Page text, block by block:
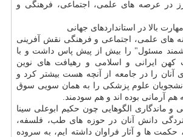
در عرصه های علمی، اجتماعی، فرهنگی و
های علمی، اجتماعی و فرهنگی نقش آفرینی
مسئول" را بیش از پیش پاس داشت و با
کهن ایرانی و اسلامی و رهیافت های نوین
آنان را در جامعه از آنچه هست بیشتر کرد و
علوم پزشکی را به همان سویی سوق
هم آرمانی بوده اند و هم سودمند.
و ماندگاری الگوهایی چون حکیم ابوعلی سینا
دانش آنان در حوزه های طب، فلسفه،
ها و آثار فراوان داشته ایم، به سروده